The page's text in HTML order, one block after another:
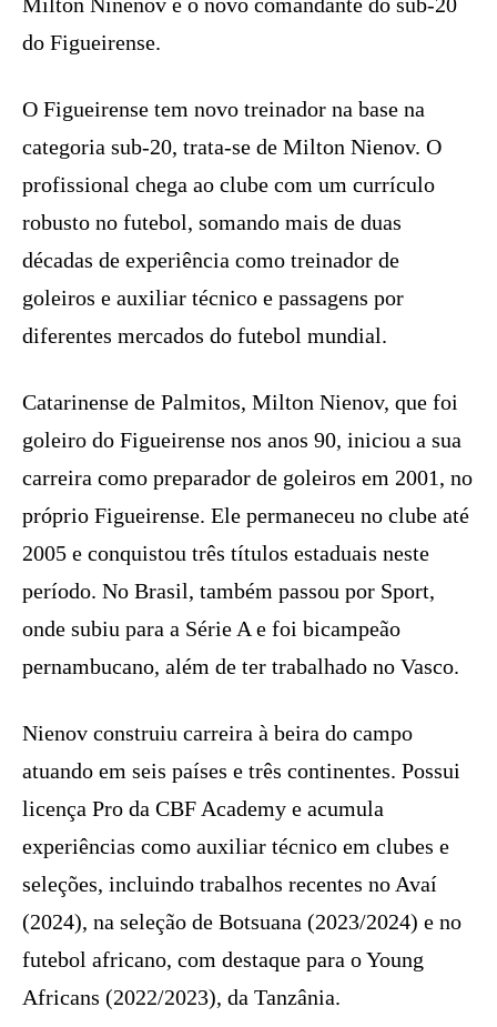
do Figueirense.
O Figueirense tem novo treinador na base na
categoria sub-20, trata-se de Milton Nienov. O
profissional chega ao clube com um currículo
robusto no futebol, somando mais de duas
décadas de experiência como treinador de
goleiros e auxiliar técnico e passagens por
diferentes mercados do futebol mundial.
Catarinense de Palmitos, Milton Nienov, que foi
goleiro do Figueirense nos anos 90, iniciou a sua
carreira como preparador de goleiros em 2001, no
próprio Figueirense. Ele permaneceu no clube até
2005 e conquistou três títulos estaduais neste
período. No Brasil, também passou por Sport,
onde subiu para a Série A e foi bicampeão
pernambucano, além de ter trabalhado no Vasco.
Nienov construiu carreira à beira do campo
atuando em seis países e três continentes. Possui
licença Pro da CBF Academy e acumula
experiências como auxiliar técnico em clubes e
seleções, incluindo trabalhos recentes no Avaí
(2024), na seleção de Botsuana (2023/2024) e no
futebol africano, com destaque para o Young
Africans (2022/2023), da Tanzânia.